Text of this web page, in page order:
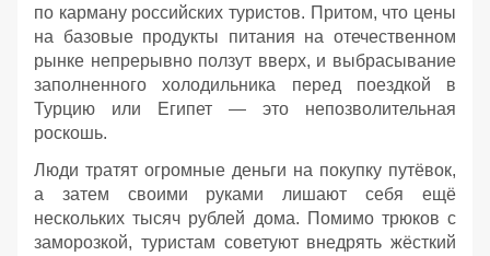
по карману российских туристов. Притом, что цены
на базовые продукты питания на отечественном
рынке непрерывно ползут вверх, и выбрасывание
заполненного холодильника перед поездкой в
Турцию или Египет — это непозволительная
роскошь.
Люди тратят огромные деньги на покупку путёвок,
а затем своими руками лишают себя ещё
нескольких тысяч рублей дома. Помимо трюков с
заморозкой, туристам советуют внедрять жёсткий